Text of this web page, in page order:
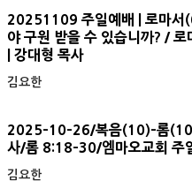
20251109 주일예배 | 로마서
야 구원 받을 수 있습니까? /
| 강대형 목사
김요한
2025-10-26/복음(10)-롬(10)/
사/롬 8:18-30/엠마오교회
김요한